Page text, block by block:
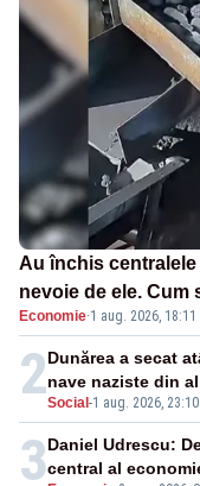
Au închis
nevoie de ele. Cum
energetică
Economie·1 aug. 2026, 18:11
2Social -1 aug. 2026, 23:10
Dunărea a secat
nave naziste din
3Daniel Udrescu:
central al